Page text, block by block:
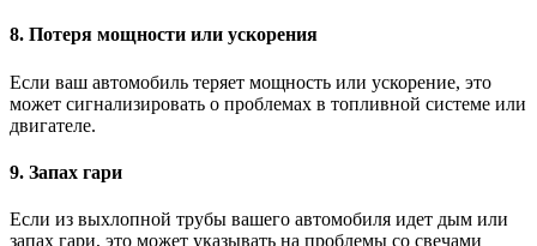
8. Потеря мощности или ускорения
Если ваш автомобиль теряет мощность или ускорение, это
может сигнализировать о проблемах в топливной системе или
двигателе.
9. Запах гари
Если из выхлопной трубы вашего автомобиля идет дым или
запах гари, это может указывать на проблемы со свечами